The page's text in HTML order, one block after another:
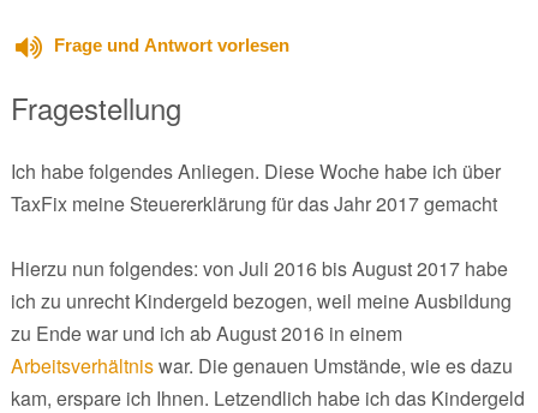
Frage und Antwort vorlesen
Fragestellung
Ich habe folgendes Anliegen. Diese Woche habe ich über
TaxFix meine Steuererklärung für das Jahr 2017 gemacht
Hierzu nun folgendes: von Juli 2016 bis August 2017 habe
ich zu unrecht Kindergeld bezogen, weil meine Ausbildung
zu Ende war und ich ab August 2016 in einem
Arbeitsverhältniswar. Die genauen Umstände, wie es dazu
kam, erspare ich Ihnen. Letzendlich habe ich das Kindergeld